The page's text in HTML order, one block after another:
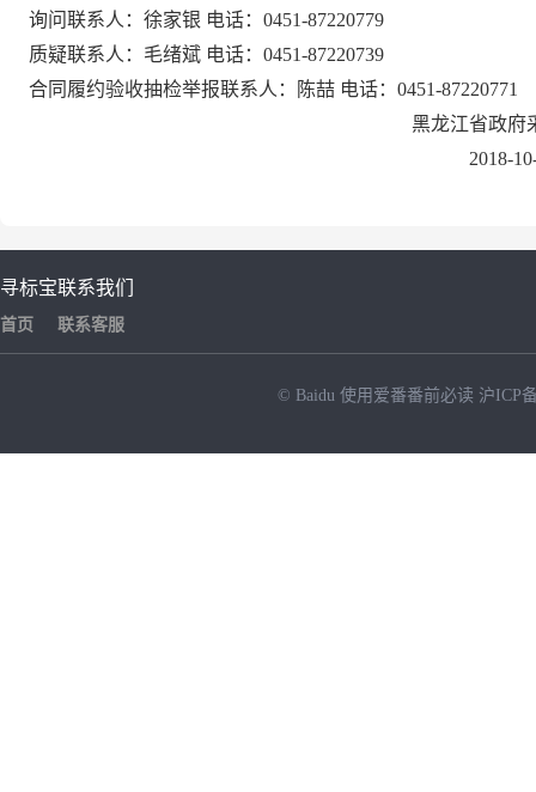
询问联系人：徐家银 电话：0451-87220779
质疑联系人：毛绪斌 电话：0451-87220739
合同履约验收抽检举报联系人：陈喆 电话：0451-87220771
黑龙江省政府
2018-
寻标宝
首页
联系我们
联系客服
© Baidu 使用爱番番前必读 沪ICP